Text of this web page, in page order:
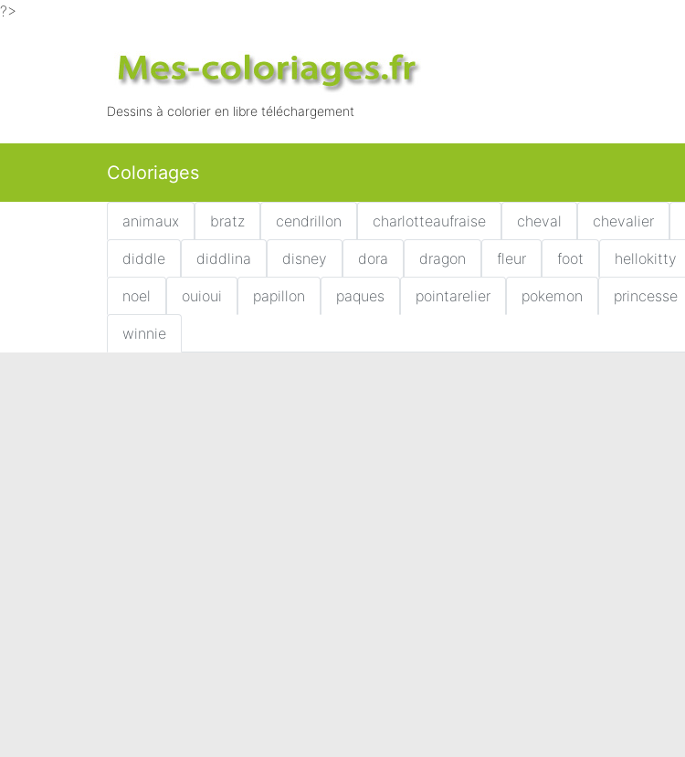
?>
Dessins à colorier en libre téléchargement
Coloriages
animaux bratz cendrillon charlotteaufraise cheval chevalier
diddle diddlina disney dora dragon fleur foot hellokitty
noel ouioui papillon paques pointarelier pokemon princesse
winnie